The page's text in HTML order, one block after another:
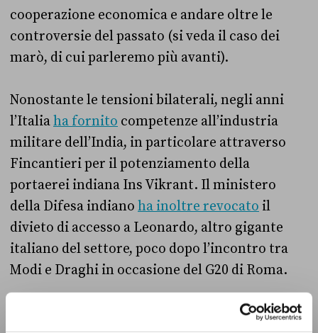
cooperazione economica e andare oltre le
controversie del passato (si veda il caso dei
marò, di cui parleremo più avanti).
Nonostante le tensioni bilaterali, negli anni
l’Italiaha fornito competenze all’industria
militare dell’India, in particolare attraverso
Fincantieri per il potenziamento della
portaerei indiana Ins Vikrant. Il ministero
della Difesa indiano ha inoltre revocato il
divieto di accesso a Leonardo, altro gigante
italiano del settore, poco dopo l’incontro tra
Modi e Draghi in occasione del G20 di Roma.